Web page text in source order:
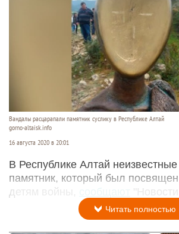
Вандалы расцарапали памятник суслику в Республике Алтай
gorno-altaisk.info
16 августа 2020 в 20:01
В Республике Алтай
памятник, который был посвящен
детям войны,
сообщают
Читать полностью